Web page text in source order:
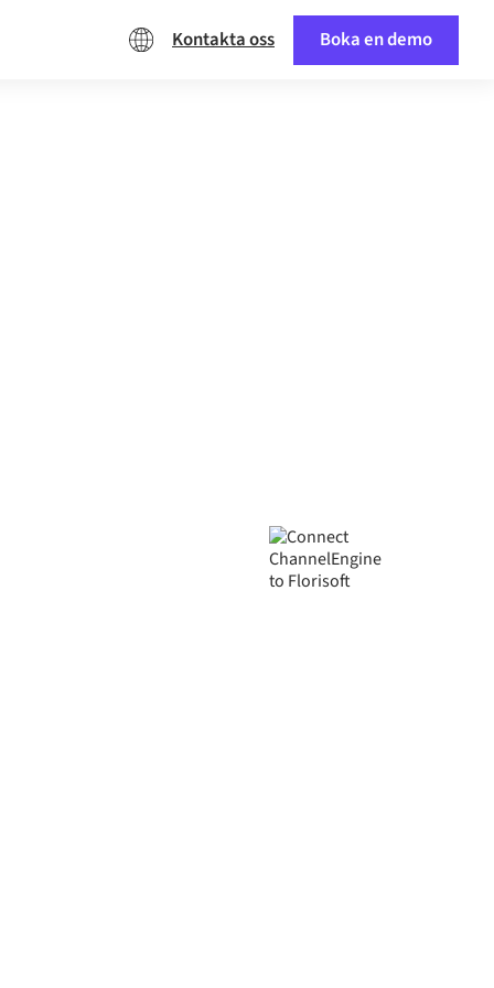
Kontakta oss Boka en demo